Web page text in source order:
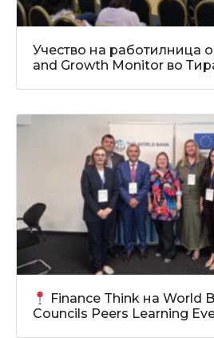
Учество на работилница
and Growth Monitor во
Finance Think на World
Councils Peers Learning